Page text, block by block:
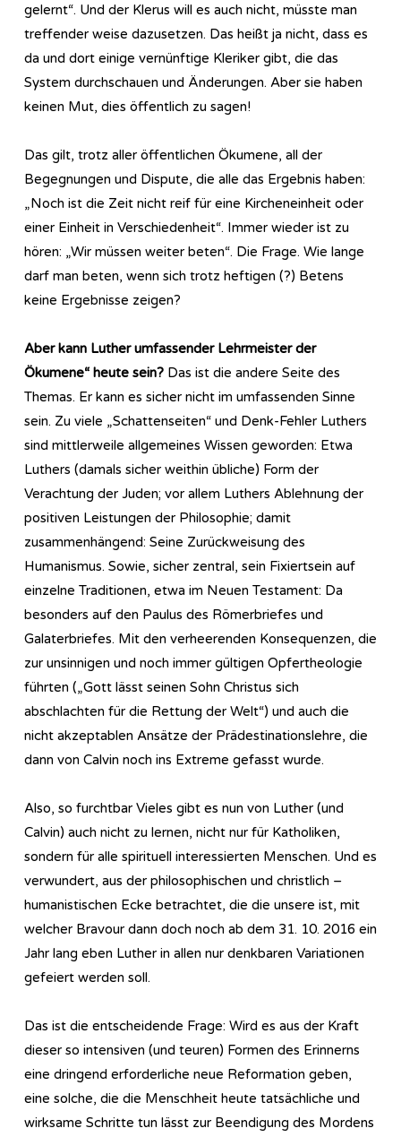
gelernt“. Und der Klerus will es auch nicht, müsste man
treffender weise dazusetzen. Das heißt ja nicht, dass es
da und dort einige vernünftige Kleriker gibt, die das
System durchschauen und Änderungen. Aber sie haben
keinen Mut, dies öffentlich zu sagen!
Das gilt, trotz aller öffentlichen Ökumene, all der
Begegnungen und Dispute, die alle das Ergebnis haben:
„Noch ist die Zeit nicht reif für eine Kircheneinheit oder
einer Einheit in Verschiedenheit“. Immer wieder ist zu
hören: „Wir müssen weiter beten“. Die Frage. Wie lange
darf man beten, wenn sich trotz heftigen (?) Betens
keine Ergebnisse zeigen?
Aber kann Luther umfassender Lehrmeister der
Ökumene“ heute sein? Das ist die andere Seite des
Themas. Er kann es sicher nicht im umfassenden Sinne
sein. Zu viele „Schattenseiten“ und Denk-Fehler Luthers
sind mittlerweile allgemeines Wissen geworden: Etwa
Luthers (damals sicher weithin übliche) Form der
Verachtung der Juden; vor allem Luthers Ablehnung der
positiven Leistungen der Philosophie; damit
zusammenhängend: Seine Zurückweisung des
Humanismus. Sowie, sicher zentral, sein Fixiertsein auf
einzelne Traditionen, etwa im Neuen Testament: Da
besonders auf den Paulus des Römerbriefes und
Galaterbriefes. Mit den verheerenden Konsequenzen, die
zur unsinnigen und noch immer gültigen Opfertheologie
führten („Gott lässt seinen Sohn Christus sich
abschlachten für die Rettung der Welt“) und auch die
nicht akzeptablen Ansätze der Prädestinationslehre, die
dann von Calvin noch ins Extreme gefasst wurde.
Also, so furchtbar Vieles gibt es nun von Luther (und
Calvin) auch nicht zu lernen, nicht nur für Katholiken,
sondern für alle spirituell interessierten Menschen. Und es
verwundert, aus der philosophischen und christlich –
humanistischen Ecke betrachtet, die die unsere ist, mit
welcher Bravour dann doch noch ab dem 31. 10. 2016 ein
Jahr lang eben Luther in allen nur denkbaren Variationen
gefeiert werden soll.
Das ist die entscheidende Frage: Wird es aus der Kraft
dieser so intensiven (und teuren) Formen des Erinnerns
eine dringend erforderliche neue Reformation geben,
eine solche, die die Menschheit heute tatsächliche und
wirksame Schritte tun lässt zur Beendigung des Mordens